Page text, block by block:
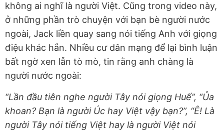
không ai nghĩ là người Việt. Cũng trong video này,
ở những phần trò chuyện với bạn bè người nước
ngoài, Jack liền quay sang nói tiếng Anh với giọng
điệu khác hẳn. Nhiều cư dân mạng để lại bình luận
bất ngờ xen lẫn tò mò, tin rằng anh chàng là
người nước ngoài:
“Lần đầu tiên nghe người Tây nói giọng Huế”, “Ủa
khoan? Bạn là người Úc hay Việt vậy bạn?”, “Ê! Là
người Tây nói tiếng Việt hay là người Việt nói